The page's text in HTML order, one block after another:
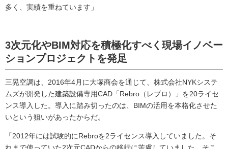
多く、実績を重ねています」
3次元化やBIM対応を積極化すべく現場イノベー
ションプロジェクトを発足
三晃空調は、2016年4月に大塚商会を通じて、株式会社NYKシステ
ムズが開発した建築設備専用CAD「Rebro（レブロ）」を20ライセ
ンス導入した。導入に踏み切ったのは、BIMの活用を本格化させた
いという狙いがあったからだ。
「2012年には試験的にRebroを2ライセンス導入していました。そ